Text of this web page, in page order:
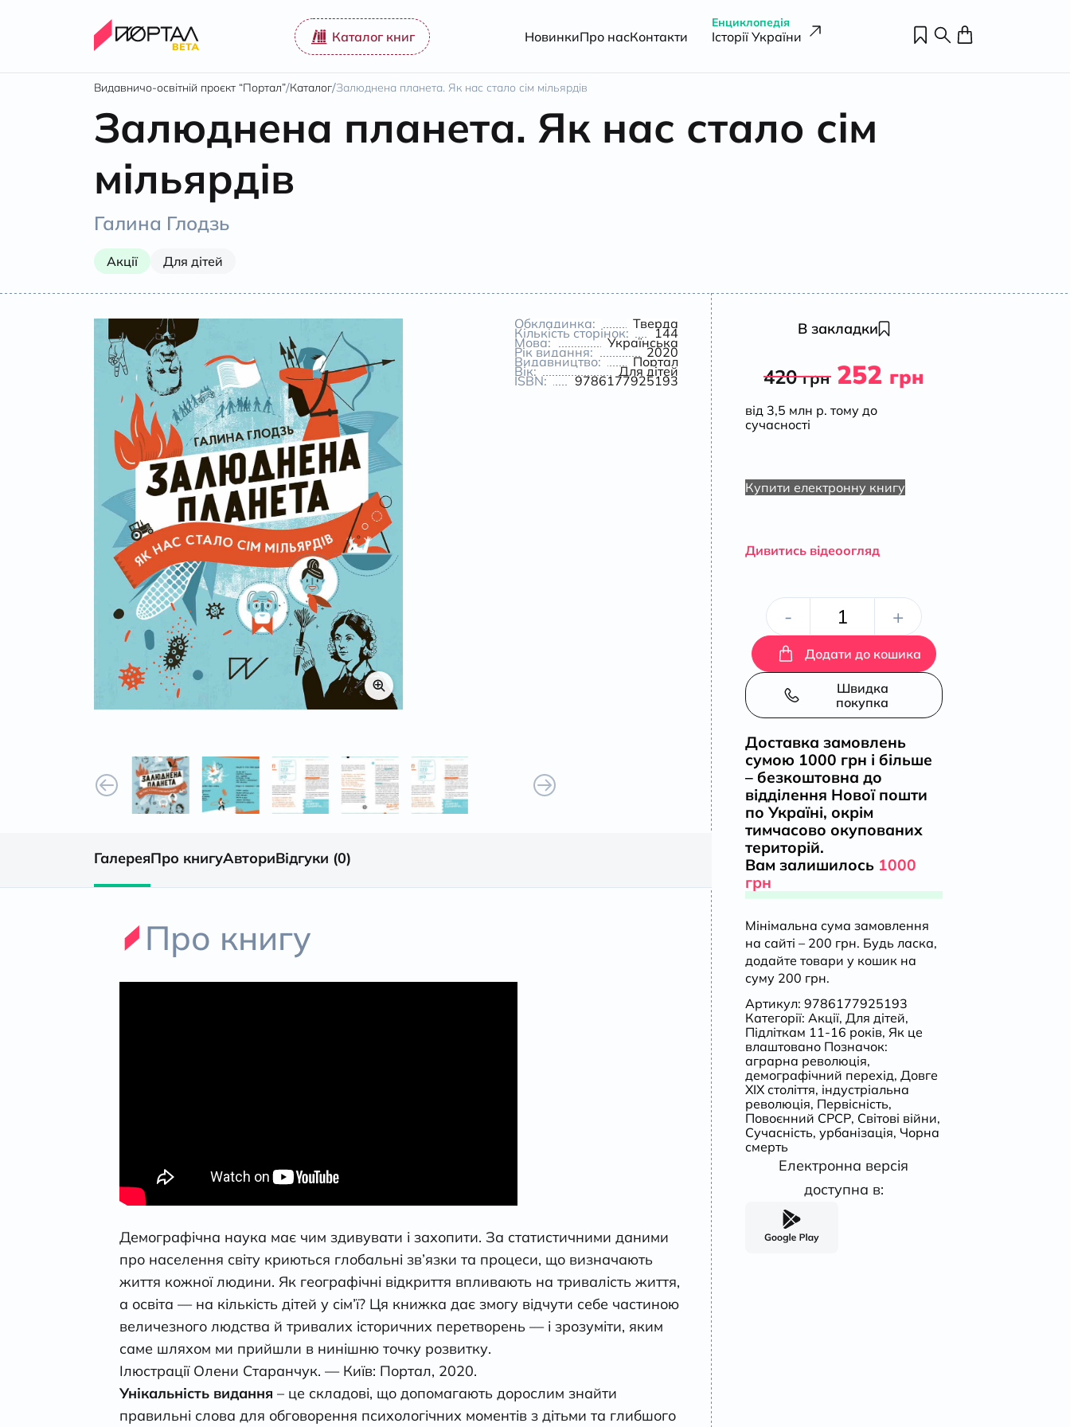
Каталог книг НовинкиПро насКонтакти
Енциклопедія
Історії України
Видавничо-освітній проєкт “Портал”/Каталог/Залюднена планета. Як нас стало сім мільярдів
Залюднена планета. Як нас стало сім
мільярдів
Галина Глодзь
Акції Для дітей
Обкладинка: Тверда
Кількість сторінок: 144
Мова: Українська
Рік видання: 2020
Видавництво: Портал
Вік: Для дітей
ISBN: 9786177925193
ГалереяПро книгуАвториВідгуки (0)
Про книгу
Демографічна наука має чим здивувати і захопити. За статистичними даними
про населення світу криються глобальні зв’язки та процеси, що визначають
життя кожної людини. Як географічні відкриття впливають на тривалість життя,
а освіта — на кількість дітей у сім’ї? Ця книжка дає змогу відчути себе частиною
величезного людства й тривалих історичних перетворень — і зрозуміти, яким
саме шляхом ми прийшли в нинішню точку розвитку.
Ілюстрації Олени Старанчук. — Київ: Портал, 2020.
Унікальність видання – це складові, що допомагають дорослим знайти
правильні слова для обговорення психологічних моментів з дітьми та глибшого
В закладки
420грн 252 грн
від 3,5 млн р. тому до
сучасності
Купити електронну книгу
Дивитись відеоогляд
-
Залюднена
планета.
стало
сім
мільярдів
+
Додати до кошика
Швидка
покупка
Доставка замовлень
сумою 1000 грн і більше
– безкоштовна до
відділення Нової пошти
по Україні, окрім
тимчасово окупованих
територій.
Вам залишилось 1000
грн
Мінімальна сума замовлення
на сайті – 200 грн. Будь ласка,
додайте товари у кошик на
суму 200 грн.
Артикул: 9786177925193
Категорії: Акції, Для дітей,
Підліткам 11-16 років, Як це
влаштовано Позначок:
аграрна революція,
демографічний перехід, Довге
ХІХ століття, індустріальна
революція, Первісність,
Повоєнний СРСР, Світові війни,
Сучасність, урбанізація, Чорна
смерть
Електронна версія
доступна в: